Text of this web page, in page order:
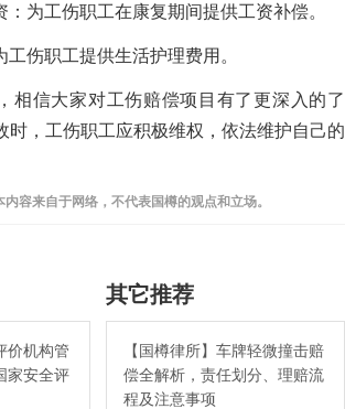
：为工伤职工在康复期间提供工资补偿。
伤职工提供生活护理费用。
相信大家对工伤赔偿项目有了更深入的了
时，工伤职工应积极维权，依法维护自己的
容来自于网络，不代表国樽的观点和立场。
价机构管
家安全评
其它推荐
【国樽律所】车牌轻微撞击赔
偿全解析，责任划分、理赔流
程及注意事项